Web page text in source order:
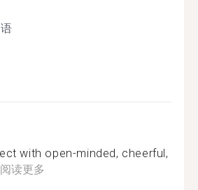
with open-minded, cheerful,
阅读更多